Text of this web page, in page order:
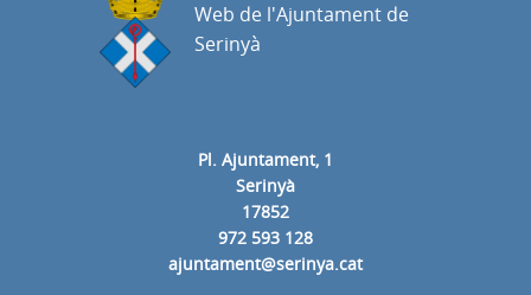
Pl. Ajuntament, 1
Serinyà
17852
972 593 128
ajuntament@serinya.cat
Web de l'Ajuntament de
Serinyà